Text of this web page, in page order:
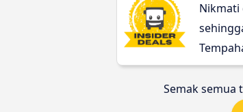
Nikmati
anda!
Semak semua